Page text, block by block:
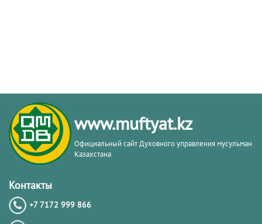
www.muftyat.kz
Официальный сайт Духовного управления мусульман
Казахстана
Контакты
+7 7172 999 866